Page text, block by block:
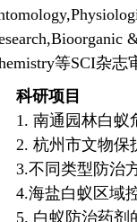
等SCI杂志
科研项目
1. 南通园林白蚁
2. 杭州市文物保
3.不同类型防治
4.海盐白蚁区域
5. 白蚁防治药剂